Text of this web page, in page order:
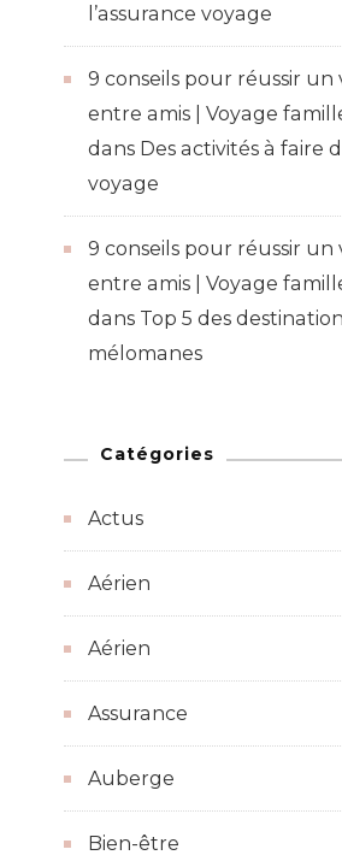
l’assurance voyage
9 conseils pour réussir un
entre amis | Voyage
dans Des activités à faire
voyage
9 conseils pour réussir un
entre amis | Voyage
dans Top 5 des
mélomanes
Catégories
Actus
Aérien
Aérien
Assurance
Auberge
Bien-être